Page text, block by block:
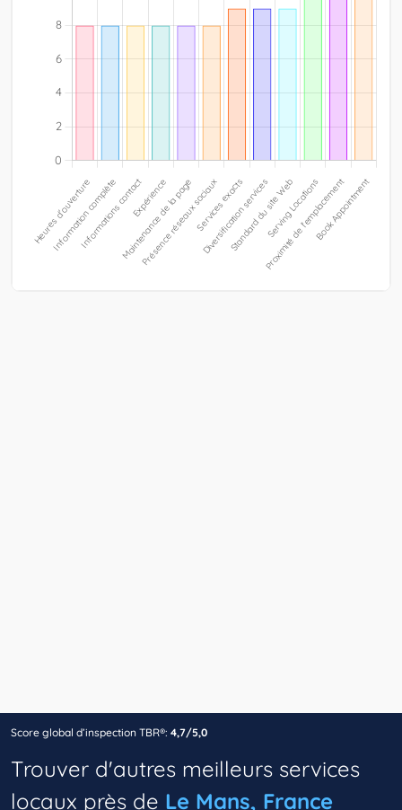
Score global d’inspection TBR®: 4,7/5,0
Trouver d'autres meilleurs services
locaux près de Le Mans, France